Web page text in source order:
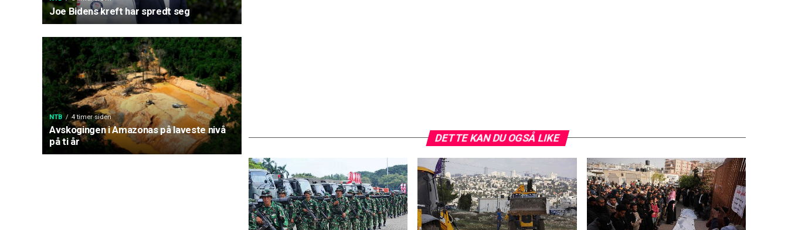
Joe Bidens kreft har spredt seg
NTB 4 timer siden
Avskogingen i Amazonas på laveste nivå
på ti år
DETTE KAN DU OGSÅ LIKE